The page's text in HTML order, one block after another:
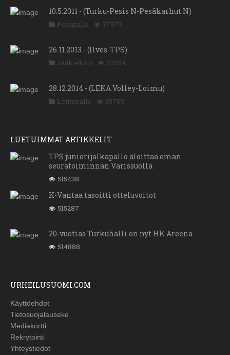
10.5.2011 - (Turku-Pesis N-Pesäkarhut N)
Pesäpallo 37973
26.11.2013 - (Ilves-TPS)
Jääkiekko 37504
28.12.2014 - (LEKA Volley-Loimu)
Lentopallo 35769
LUETUIMMAT ARTIKKELIT
TPS juniorijalkapallo aloittaa oman
seuratoiminnan Varissuolla
515438
K-Vantaa tasoitti otteluvoitot
515287
20-vuotias Turkuhalli on nyt HK Areena
514888
URHEILUSUOMI.COM
Käyttöehdot
Tietosuojalauseke
Mediakortti
Rekrytointi
Yhteystiedot